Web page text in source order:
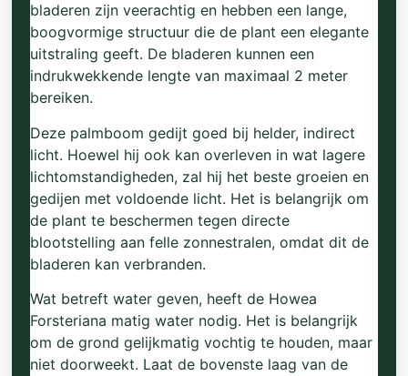
bladeren zijn veerachtig en hebben een lange,
boogvormige structuur die de plant een elegante
uitstraling geeft. De bladeren kunnen een
indrukwekkende lengte van maximaal 2 meter
bereiken.
Deze palmboom gedijt goed bij helder, indirect
licht. Hoewel hij ook kan overleven in wat lagere
lichtomstandigheden, zal hij het beste groeien en
gedijen met voldoende licht. Het is belangrijk om
de plant te beschermen tegen directe
blootstelling aan felle zonnestralen, omdat dit de
bladeren kan verbranden.
Wat betreft water geven, heeft de Howea
Forsteriana matig water nodig. Het is belangrijk
om de grond gelijkmatig vochtig te houden, maar
niet doorweekt. Laat de bovenste laag van de